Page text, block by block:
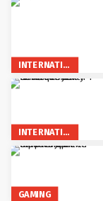
INTERNATIONAL
INTERNATIONAL
GAMING